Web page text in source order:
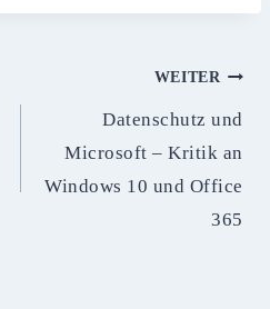
WEITER
Datenschutz und
Microsoft – Kritik an
Windows 10 und Office
365